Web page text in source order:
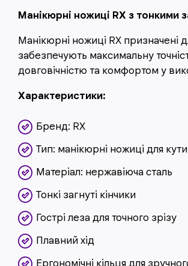
Манікюрні ножиці RX з тонкими
Манікюрні ножиці RX призначені
забезпечують максимальну
довговічністю та комфортом у
Характеристики:
Бренд: RX
Тип: манікюрні ножиці для
Матеріал: нержавіюча сталь
Тонкі загнуті кінчики
Гострі леза для точного зрізу
Плавний хід
Ергономічні кільця для